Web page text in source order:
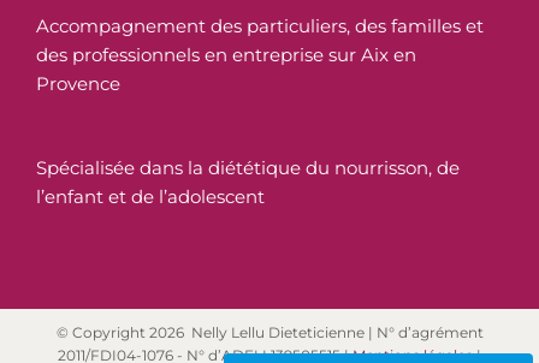
Accompagnement des particuliers, des familles et
des professionnels en entreprise sur Aix en
Provence
Spécialisée dans la diététique du nourrisson, de
l’enfant et de l’adolescent
© Copyright 2026 Nelly Lellu Dieteticienne | N° d’agrément
2011/FDI04-1076 - N° d’ADELI 139505515 |Mentions légales|